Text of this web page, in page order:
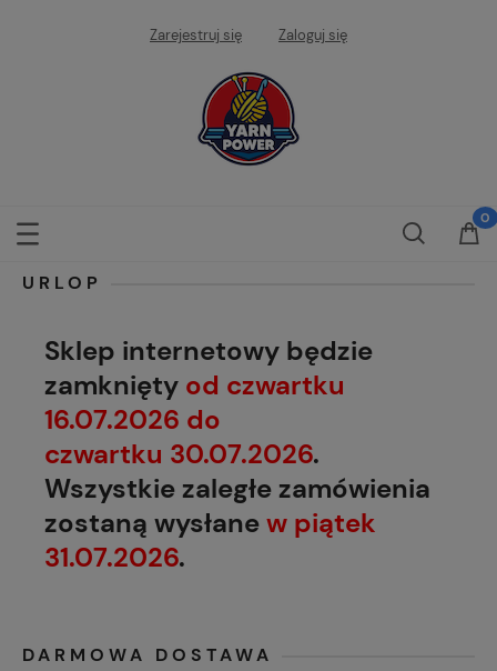
Zarejestruj się Zaloguj się
URLOP
Sklep internetowy będzie
zamknięty od czwartku
16.07.2026 do
czwartku 30.07.2026.
Wszystkie zaległe zamówienia
zostaną wysłanew piątek
31.07.2026.
DARMOWA DOSTAWA